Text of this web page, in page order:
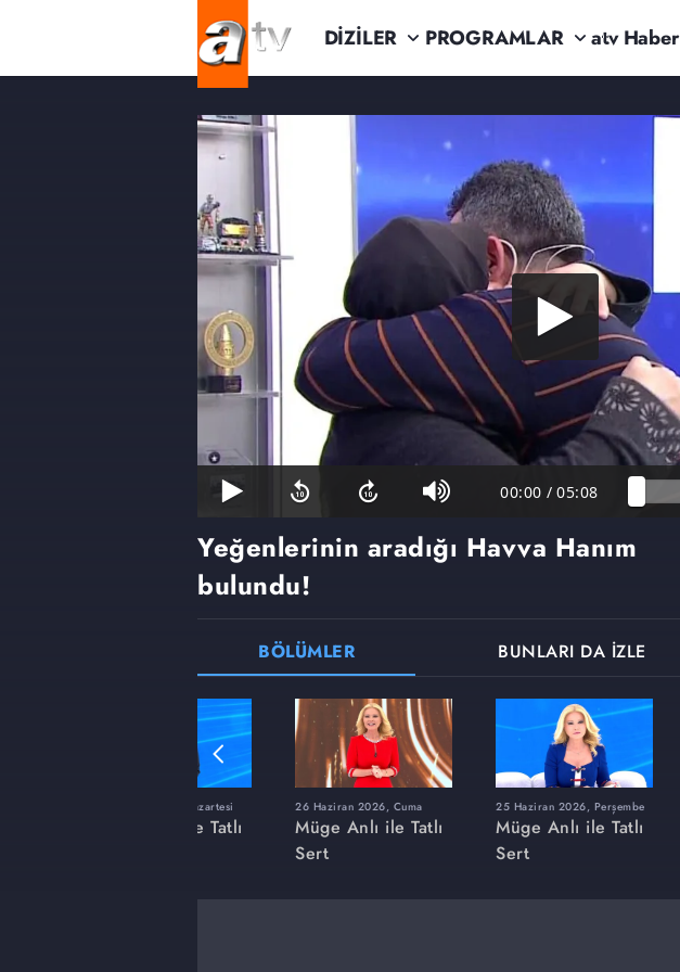
DİZİLER PROGRAMLAR atv Haber
00:00 / 05:08
Yeğenlerinin aradığı Havva Hanım
bulundu!
BÖLÜMLER BUNLARI DA İZLE
8 Haziran 2026, Pazartesi
Müge Anlı ile Tatlı
26 Haziran 2026, Cuma
Müge Anlı ile Tatlı
Sert
25 Haziran 2026, Perşembe
Müge Anlı ile Tatlı
Sert